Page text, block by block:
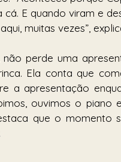
E quando viram e
muitas vezes”,
perde uma
Ela conta que
a apresentação
ouvimos o piano
que o momento